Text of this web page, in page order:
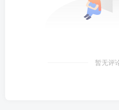
暂无评